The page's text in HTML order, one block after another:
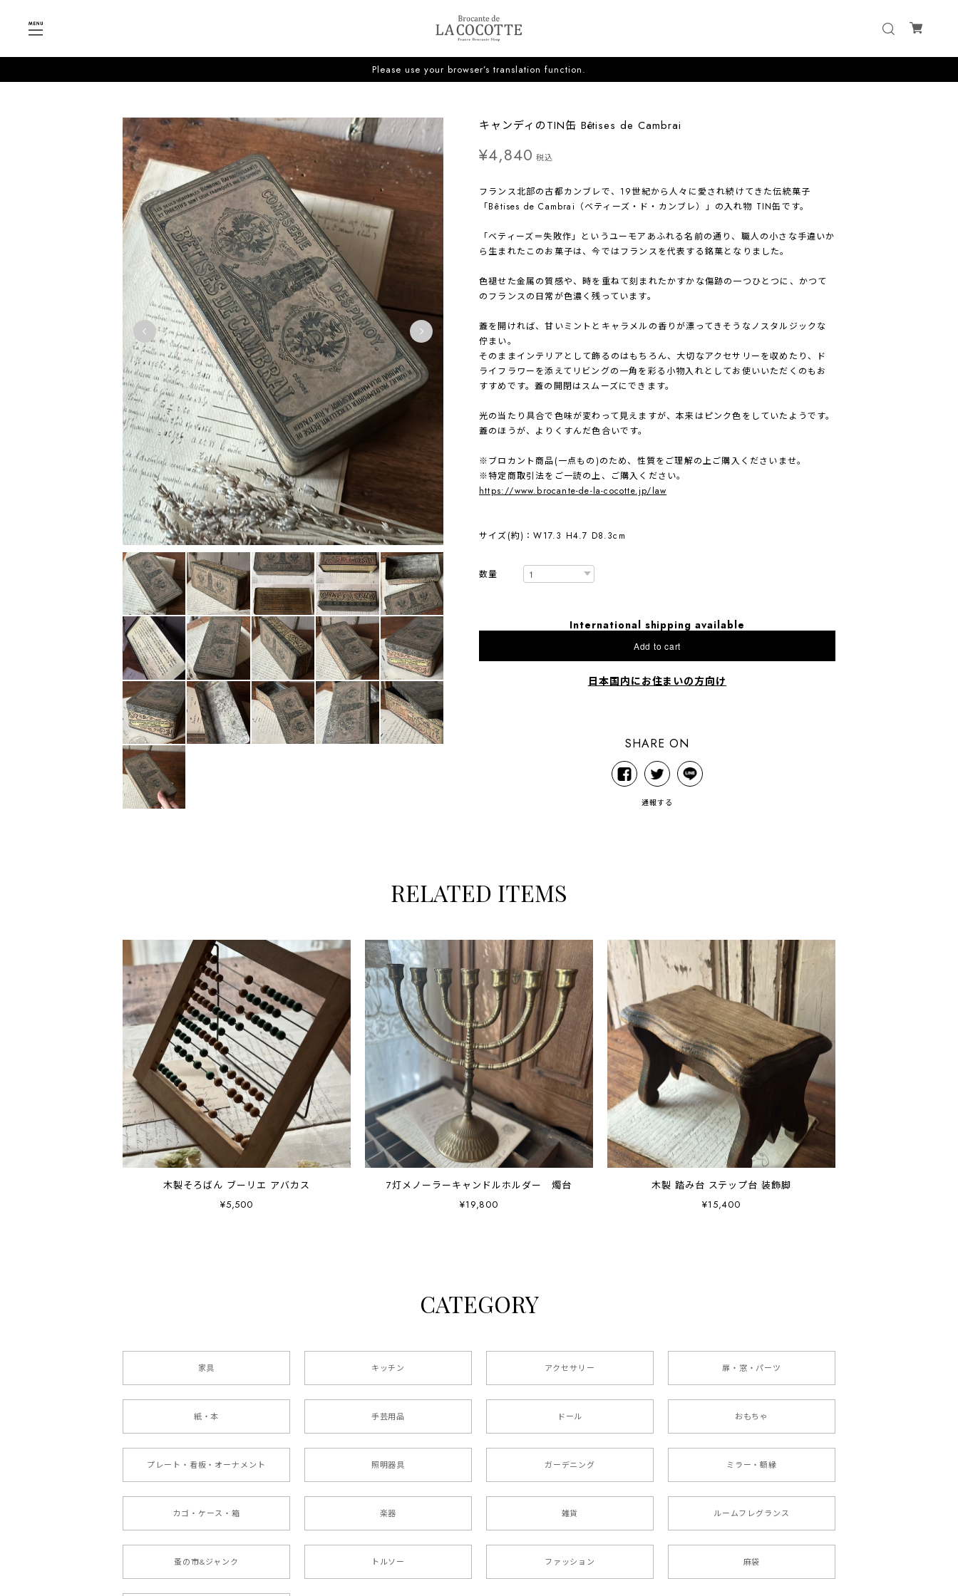
Please use your browser’s translation function.
キャンディのTIN缶 Bêtises de Cambrai
¥4,840 税込
フランス北部の古都カンブレで、19世紀から人々に愛され続けてきた伝統菓子
「Bêtises de Cambrai（ベティーズ・ド・カンブレ）」の入れ物 TIN缶です。
「ベティーズ＝失敗作」というユーモアあふれる名前の通り、職人の小さな手違いか
ら生まれたこのお菓子は、今ではフランスを代表する銘菓となりました。
色褪せた金属の質感や、時を重ねて刻まれたかすかな傷跡の一つひとつに、かつて
のフランスの日常が色濃く残っています。
蓋を開ければ、甘いミントとキャラメルの香りが漂ってきそうなノスタルジックな
佇まい。
そのままインテリアとして飾るのはもちろん、大切なアクセサリーを収めたり、ド
ライフラワーを添えてリビングの一角を彩る小物入れとしてお使いいただくのもお
すすめです。蓋の開閉はスムーズにできます。
光の当たり具合で色味が変わって見えますが、本来はピンク色をしていたようです。
蓋のほうが、よりくすんだ色合いです。
※ブロカント商品(一点もの)のため、性質をご理解の上ご購入くださいませ。
※特定商取引法をご一読の上、ご購入ください。
https://www.brocante-de-la-cocotte.jp/law
サイズ(約)：W17.3 H4.7 D8.3cm
数量
International shipping available
Add to cart
日本国内にお住まいの方向け
SHARE ON
通報する
RELATED ITEMS
木製そろばん ブーリエ アバカス
¥5,500
7灯メノーラーキャンドルホルダー 燭台
¥19,800
木製 踏み台 ステップ台 装飾脚
¥15,400
CATEGORY
家具 キッチン アクセサリー 扉・窓・パーツ
紙・本 手芸用品 ドール おもちゃ
プレート・看板・オーナメント 照明器具 ガーデニング ミラー・額縁
カゴ・ケース・箱 楽器 雑貨 ルームフレグランス
蚤の市&ジャンク トルソー ファッション 麻袋